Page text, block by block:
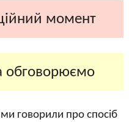
момент
обговорюємо
говорили про спосіб